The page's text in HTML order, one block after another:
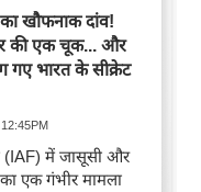
खौफनाक दांव!
की एक चूक... और
गए भारत के सीक्रेट
(IAF) में जासूसी और
एक गंभीर मामला